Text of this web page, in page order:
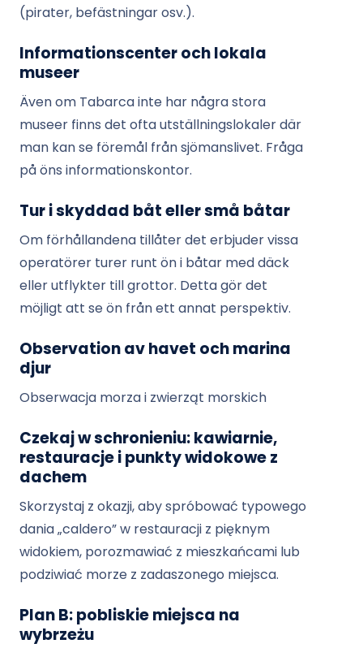
(pirater, befästningar osv.).
Informationscenter och lokala
museer
Även om Tabarca inte har några stora
museer finns det ofta utställningslokaler där
man kan se föremål från sjömanslivet. Fråga
på öns informationskontor.
Tur i skyddad båt eller små båtar
Om förhållandena tillåter det erbjuder vissa
operatörer turer runt ön i båtar med däck
eller utflykter till grottor. Detta gör det
möjligt att se ön från ett annat perspektiv.
Observation av havet och marina
djur
Obserwacja morza i zwierząt morskich
Czekaj w schronieniu: kawiarnie,
restauracje i punkty widokowe z
dachem
Skorzystaj z okazji, aby spróbować typowego
dania „caldero” w restauracji z pięknym
widokiem, porozmawiać z mieszkańcami lub
podziwiać morze z zadaszonego miejsca.
Plan B: pobliskie miejsca na
wybrzeżu